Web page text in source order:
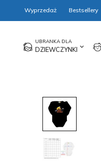
Wyprzedaż Bestsellery
DZIEWCZYNKI